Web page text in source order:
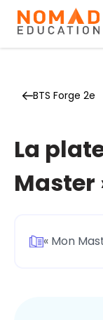
BTS Forge 2e
La
Master
« Mon